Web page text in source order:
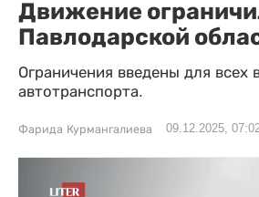
Движение
Павлодарской
Ограничения введены для всех
автотранспорта.
Фарида Курмангалиева 09.12.2025,